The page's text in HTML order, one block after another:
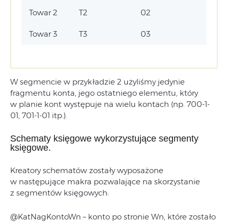
Towar 2 T2 02
Towar 3 T3 03
W segmencie w przykładzie 2 użyliśmy jedynie
fragmentu konta, jego ostatniego elementu, który
w planie kont występuje na wielu kontach (np. 700-1-
01, 701-1-01 itp.).
Schematy księgowe wykorzystujące segmenty
księgowe.
Kreatory schematów zostały wyposażone
w następujące makra pozwalające na skorzystanie
z segmentów księgowych:
@KatNagKontoWn – konto po stronie Wn, które zostało